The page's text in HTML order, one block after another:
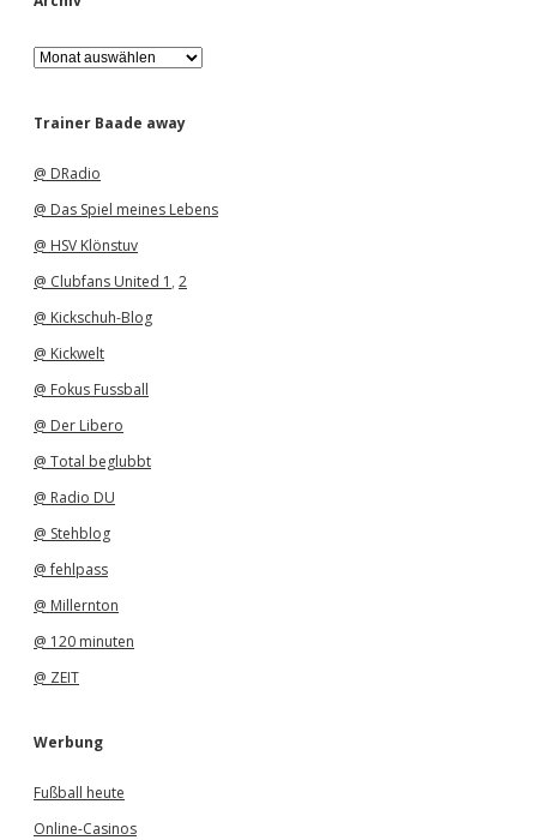
A
r
h
Trainer Baade away
@ DRadio
@ Das Spiel meines Lebens
@ HSV Klönstuv
@ Clubfans United 1 , 2
@ Kickschuh-Blog
@ Kickwelt
@ Fokus Fussball
@ Der Libero
@ Total beglubbt
@ Radio DU
@ Stehblog
@ fehlpass
@ Millernton
@ 120 minuten
@ ZEIT
Werbung
Fußball heute
Online-Casinos